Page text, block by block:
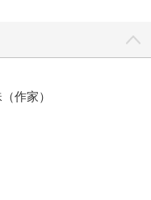
作家）